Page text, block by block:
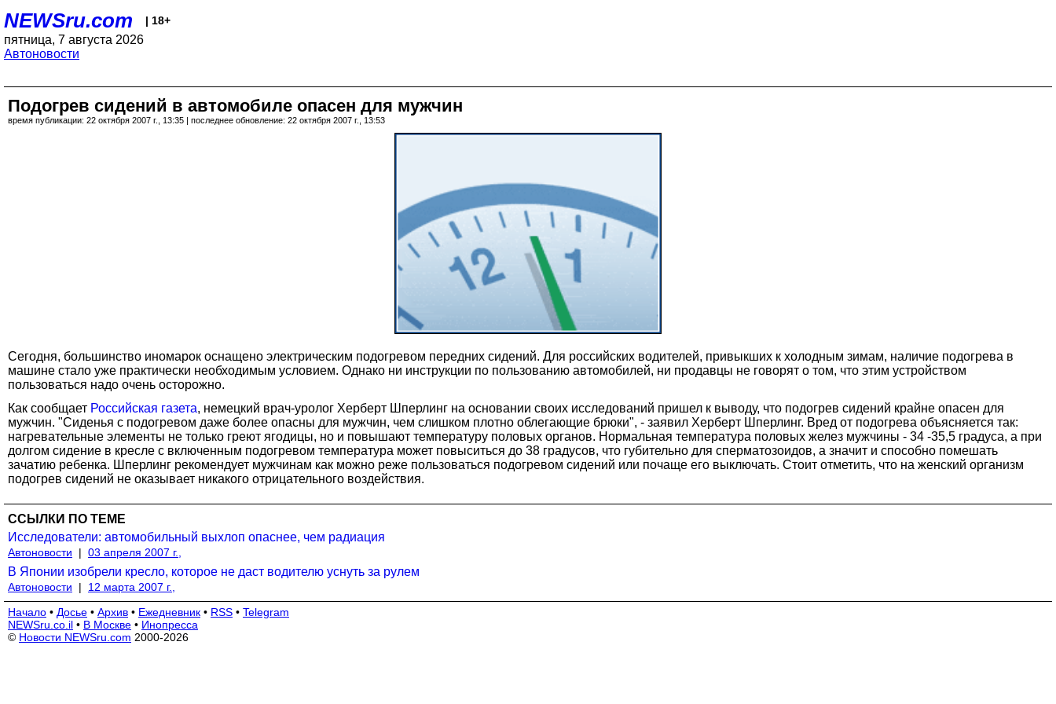
NEWSru.com | 18+
пятница, 7 августа 2026
Автоновости
Подогрев сидений в автомобиле опасен для мужчин
время публикации: 22 октября 2007 г., 13:35 | последнее обновление: 22 октября 2007 г., 13:53
Сегодня, большинство иномарок оснащено электрическим подогревом передних сидений. Для российских водителей, привыкших к холодным зимам, наличие подогрева в
машине стало уже практически необходимым условием. Однако ни инструкции по пользованию автомобилей, ни продавцы не говорят о том, что этим устройством
пользоваться надо очень осторожно.
Как сообщает Российская газета, немецкий врач-уролог Херберт Шперлинг на основании своих исследований пришел к выводу, что подогрев сидений крайне опасен для
мужчин. "Сиденья с подогревом даже более опасны для мужчин, чем слишком плотно облегающие брюки", - заявил Херберт Шперлинг. Вред от подогрева объясняется так:
нагревательные элементы не только греют ягодицы, но и повышают температуру половых органов. Нормальная температура половых желез мужчины - 34 -35,5 градуса, а при
долгом сидение в кресле с включенным подогревом температура может повыситься до 38 градусов, что губительно для сперматозоидов, а значит и способно помешать
зачатию ребенка. Шперлинг рекомендует мужчинам как можно реже пользоваться подогревом сидений или почаще его выключать. Стоит отметить, что на женский организм
подогрев сидений не оказывает никакого отрицательного воздействия.
ССЫЛКИ ПО ТЕМЕ
Исследователи: автомобильный выхлоп опаснее, чем радиация
Автоновости | 03 апреля 2007 г.,
В Японии изобрели кресло, которое не даст водителю уснуть за рулем
Автоновости |
12 марта 2007 г.,
Начало • Досье • Архив • Ежедневник • RSS • Telegram
NEWSru.co.il • В Москве • Инопресса
© Новости NEWSru.com 2000-2026